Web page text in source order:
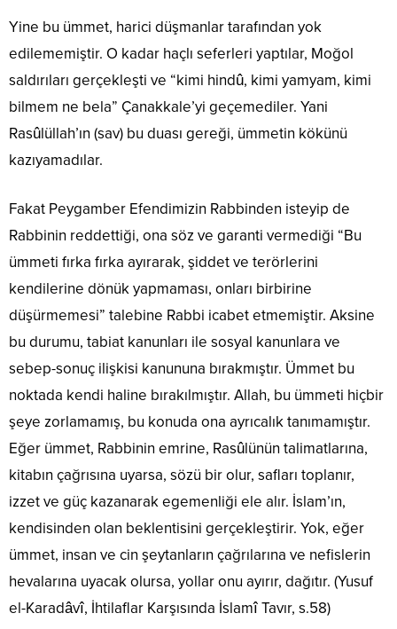
Yine bu ümmet, harici düşmanlar tarafından yok
edilememiştir. O kadar haçlı seferleri yaptılar, Moğol
saldırıları gerçekleşti ve “kimi hindû, kimi yamyam, kimi
bilmem ne bela” Çanakkale’yi geçemediler. Yani
Rasûlüllah’ın (sav) bu duası gereği, ümmetin kökünü
kazıyamadılar.
Fakat Peygamber Efendimizin Rabbinden isteyip de
Rabbinin reddettiği, ona söz ve garanti vermediği “Bu
ümmeti fırka fırka ayırarak, şiddet ve terörlerini
kendilerine dönük yapmaması, onları birbirine
düşürmemesi” talebine Rabbi icabet etmemiştir. Aksine
bu durumu, tabiat kanunları ile sosyal kanunlara ve
sebep-sonuç ilişkisi kanununa bırakmıştır. Ümmet bu
noktada kendi haline bırakılmıştır. Allah, bu ümmeti hiçbir
şeye zorlamamış, bu konuda ona ayrıcalık tanımamıştır.
Eğer ümmet, Rabbinin emrine, Rasûlünün talimatlarına,
kitabın çağrısına uyarsa, sözü bir olur, safları toplanır,
izzet ve güç kazanarak egemenliği ele alır. İslam’ın,
kendisinden olan beklentisini gerçekleştirir. Yok, eğer
ümmet, insan ve cin şeytanların çağrılarına ve nefislerin
hevalarına uyacak olursa, yollar onu ayırır, dağıtır. (Yusuf
el-Karadâvî, İhtilaflar Karşısında İslamî Tavır, s.58)